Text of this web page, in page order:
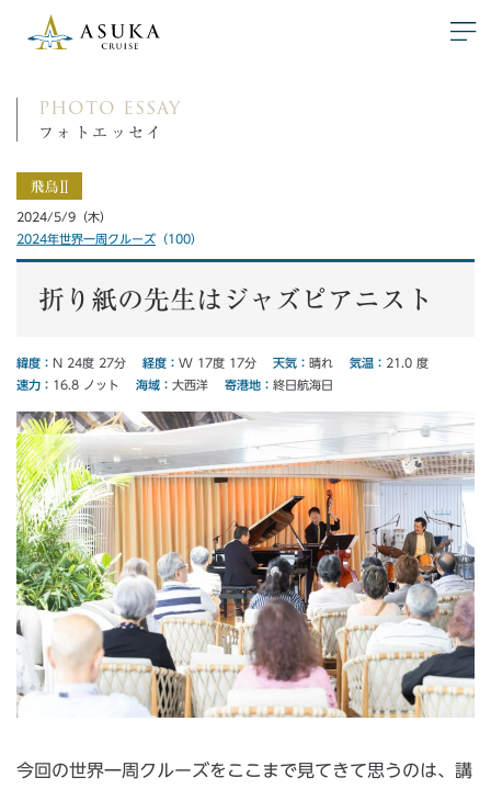
photo essay
フォトエッセイ
2024/5/9（木）
2024年世界一周クルーズ（100）
折り紙の先生はジャズピアニスト
緯度： N 24度 27分 経度：W 17度 17分 天気： 晴れ 気温： 21.0 度
速力： 16.8 ノット 海域：大西洋 寄港地：終日航海日
今回の世界一周クルーズをここまで見てきて思うのは、講